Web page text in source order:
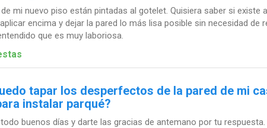
mi nuevo piso están pintadas al gotelet. Quisiera saber si existe
encima y dejar la pared lo más lisa posible sin necesidad de
que es muy laboriosa.
tapar los desperfectos de la pared de mi
instalar parqué?
buenos días y darte las gracias de antemano por tu